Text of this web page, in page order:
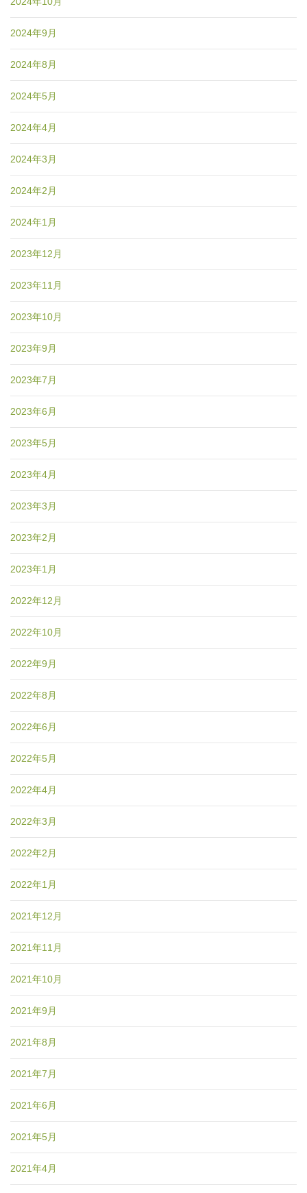
2024年9月
2024年8月
2024年5月
2024年4月
2024年3月
2024年2月
2024年1月
2023年12月
2023年11月
2023年10月
2023年9月
2023年7月
2023年6月
2023年5月
2023年4月
2023年3月
2023年2月
2023年1月
2022年12月
2022年10月
2022年9月
2022年8月
2022年6月
2022年5月
2022年4月
2022年3月
2022年2月
2022年1月
2021年12月
2021年11月
2021年10月
2021年9月
2021年8月
2021年7月
2021年6月
2021年5月
2021年4月